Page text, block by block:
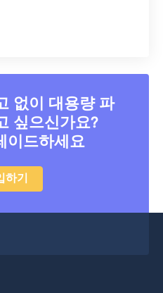
없이 대용량 파
싶으신가요?
이드하세요
하기